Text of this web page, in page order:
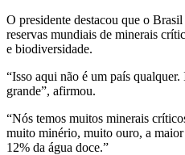
O presidente destacou que o
reservas mundiais de minerais
e biodiversidade.
“Isso aqui não é um país
grande”, afirmou.
“Nós temos muitos minerais
muito minério, muito ouro, a
12% da água doce.”